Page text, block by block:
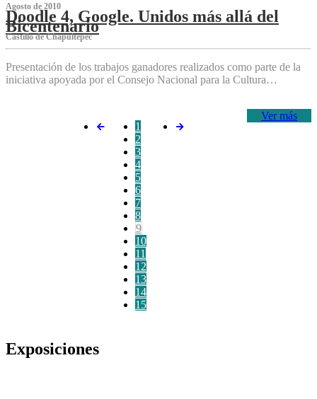
Agosto de 2010
Doodle 4, Google. Unidos más allá del
Bicentenario
Castillo de Chapultepec
Presentación de los trabajos ganadores realizados como parte de la
iniciativa apoyada por el Consejo Nacional para la Cultura…
Ver más
1
2
3
4
5
6
7
8
9
10
11
12
13
14
15
Exposiciones